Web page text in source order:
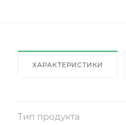
ХАРАКТЕРИСТИКИ
Тип продукта